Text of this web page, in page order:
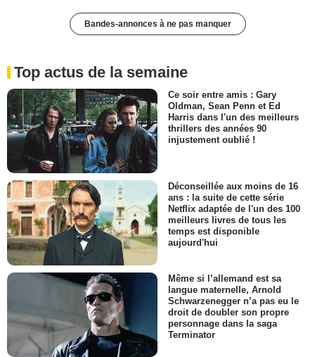
Bandes-annonces à ne pas manquer
Top actus de la semaine
Ce soir entre amis : Gary
Oldman, Sean Penn et Ed
Harris dans l'un des meilleurs
thrillers des années 90
injustement oublié !
Déconseillée aux moins de 16
ans : la suite de cette série
Netflix adaptée de l'un des 100
meilleurs livres de tous les
temps est disponible
aujourd'hui
Même si l’allemand est sa
langue maternelle, Arnold
Schwarzenegger n’a pas eu le
droit de doubler son propre
personnage dans la saga
Terminator